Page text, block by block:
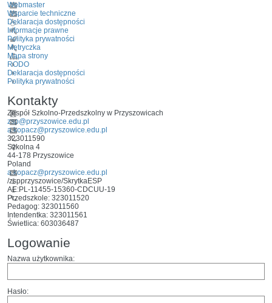
Webmaster
Wsparcie techniczne
Deklaracja dostępności
Informacje prawne
Polityka prywatności
Metryczka
Mapa strony
RODO
Deklaracja dostępności
Polityka prywatności
Kontakty
Zespół Szkolno-Przedszkolny w Przyszowicach
zsp@przyszowice.edu.pl
a.kopacz@przyszowice.edu.pl
323011590
Szkolna 4
44-178 Przyszowice
Poland
a.kopacz@przyszowice.edu.pl
/zspprzyszowice/SkrytkaESP
AE:PL-11455-15360-CDCUU-19
Przedszkole: 323011520
Pedagog: 323011560
Intendentka: 323011561
Świetlica: 603036487
Logowanie
Nazwa użytkownika:
Hasło: